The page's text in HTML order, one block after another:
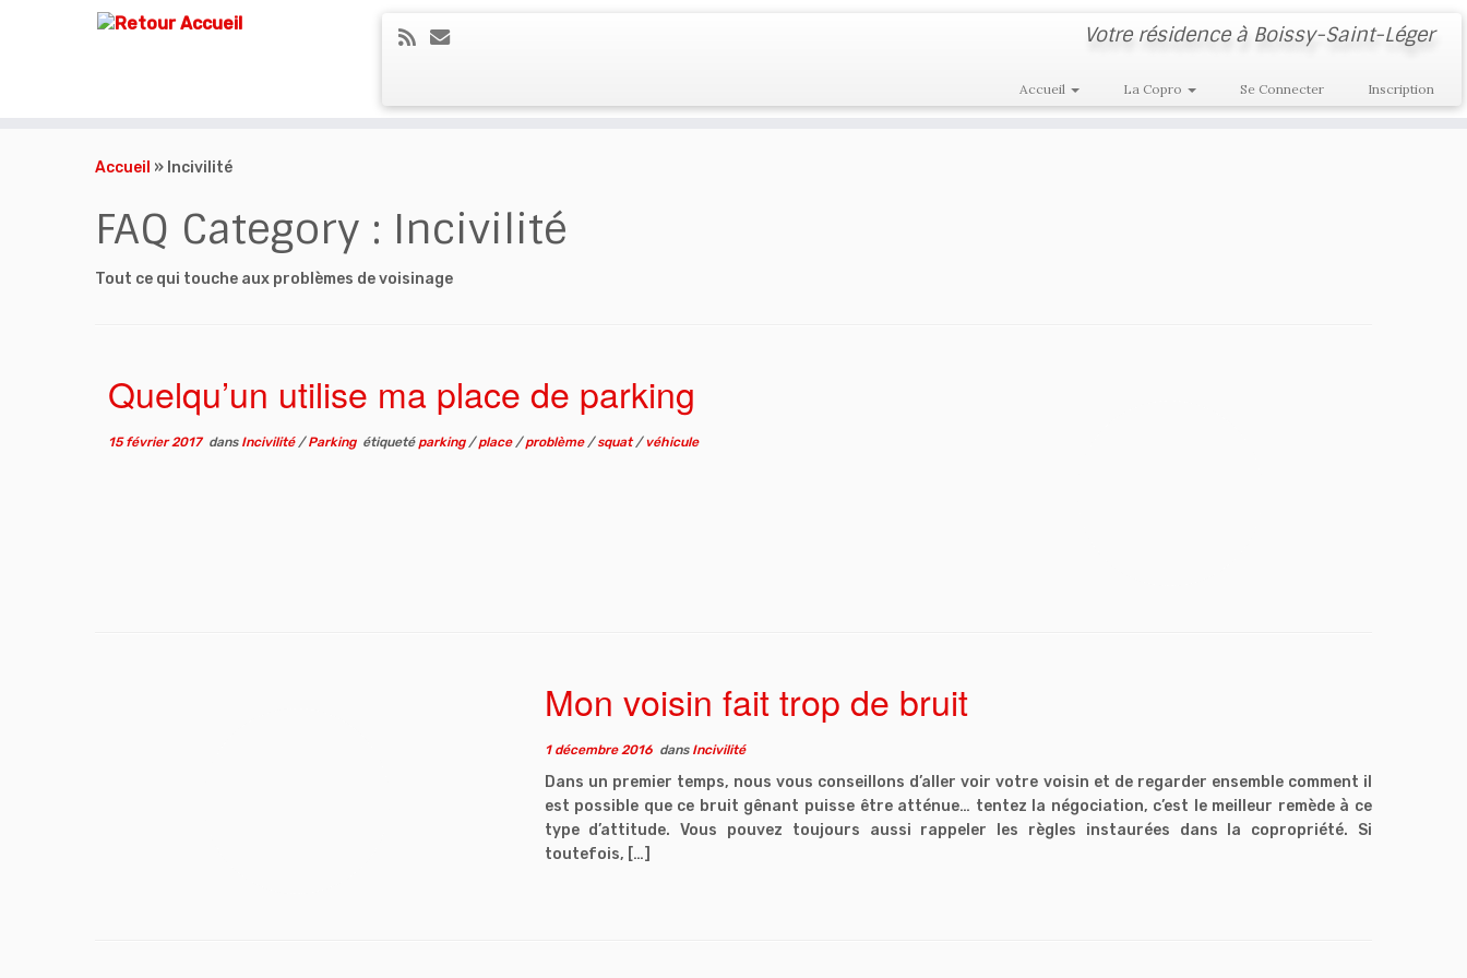
Votre résidence à Boissy-Saint-Léger
Accueil La Copro Se Connecter Inscription
Accueil » Incivilité
FAQ Category : Incivilité
Tout ce qui touche aux problèmes de voisinage
Quelqu’un utilise ma place de parking
15 février 2017dans Incivilité /Parking étiqueté parking /place /problème /squat/véhicule
Mon voisin fait trop de bruit
1 décembre 2016dans Incivilité
Dans un premier temps, nous vous conseillons d’aller voir votre voisin et de regarder ensemble comment il
est possible que ce bruit gênant puisse être atténue… tentez la négociation, c’est le meilleur remède à ce
type d’attitude. Vous pouvez toujours aussi rappeler les règles instaurées dans la copropriété. Si
toutefois, […]